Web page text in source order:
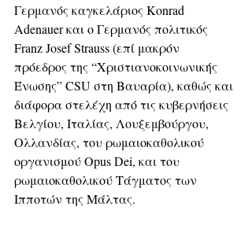
Γερμανός καγκελάριος Konrad
Adenauer και ο Γερμανός πολιτικός
Franz Josef Strauss (επί μακρόν
πρόεδρος της “Χριστιανοκοινωνικής
Ένωσης” CSU στη Βαυαρία), καθώς και
διάφορα στελέχη από τις κυβερνήσεις
Βελγίου, Ιταλίας, Λουξεμβούργου,
Ολλανδίας, του ρωμαιοκαθολικού
οργανισμού Opus Dei, και του
ρωμαιοκαθολικού Τάγματος των
Ιπποτών της Μάλτας.